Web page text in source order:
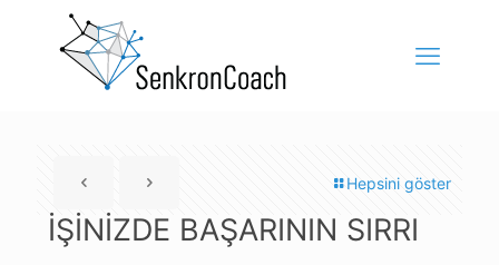
Hepsini göster
İŞİNİZDE BAŞARININ SIRRI